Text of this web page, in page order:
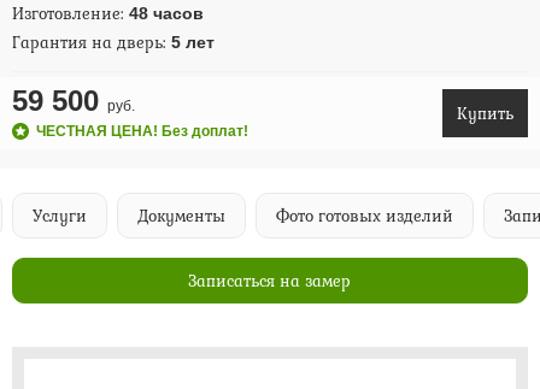
Изготовление: 48 часов
Гарантия на дверь: 5 лет
59 500 руб.
ЧЕСТНАЯ ЦЕНА! Без доплат!
Купить
Документы Фото готовых изделий Записаться на
Записаться на замер